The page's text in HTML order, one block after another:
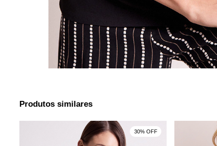
Produtos similares
30% OFF